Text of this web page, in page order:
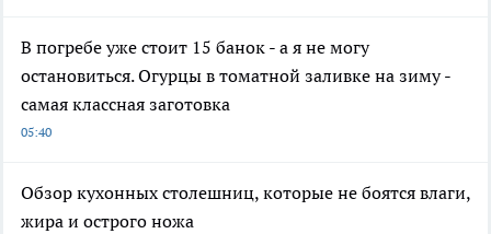
В погребе уже стоит 15 банок - а я не могу
остановиться. Огурцы в томатной заливке на зиму -
самая классная заготовка
05:40
Обзор кухонных столешниц, которые не боятся влаги,
жира и острого ножа